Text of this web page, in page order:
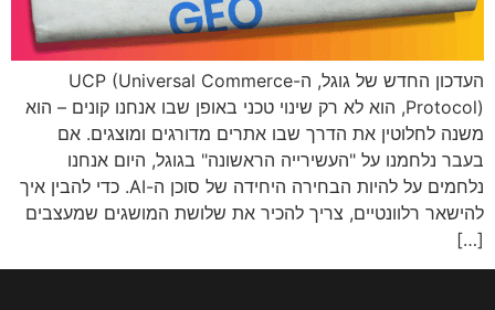
העדכון החדש של גוגל, ה-UCP (Universal Commerce
Protocol), הוא לא רק שינוי טכני באופן שבו אנחנו קונים – הוא
משנה לחלוטין את הדרך שבו אתרים מדורגים ומוצגים. אם
בעבר נלחמנו על "העשירייה הראשונה" בגוגל, היום אנחנו
נלחמים על להיות הבחירה היחידה של סוכן ה-AI. כדי להבין איך
להישאר רלוונטיים, צריך להכיר את שלושת המושגים שמעצבים
[…]